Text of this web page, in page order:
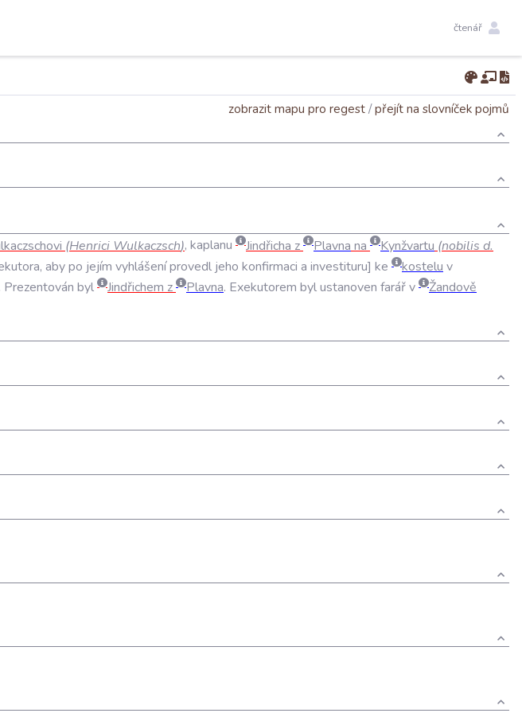
čtenář
zobrazit mapu pro regest/přejít na slovníček pojmů
(Henrici Wulkaczsch), kaplanu Jindřicha z Plavna na Kynžvartu (nobilis d.
, abypo jejím vyhlášeníprovedl jeho konfirmaci a investituru ke kostelu v
Prezentován byl Jindřichem z Plavna. Exekutorem bylustanoven farářv
Žandově